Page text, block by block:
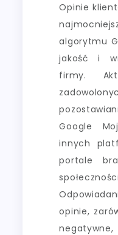
Opinie
algorytmu
jakość i
firmy.
Google
innych
portale
opinie,